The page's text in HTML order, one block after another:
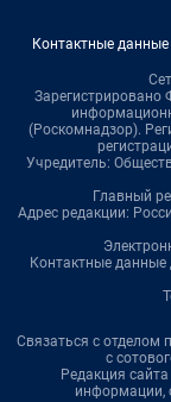
Контактные
Зарегистрировано
(Роскомнадзор).
Учредитель:
Главный
Адрес редакции:
Контактные данные
Связаться с отделом
с
Редакция
информации,